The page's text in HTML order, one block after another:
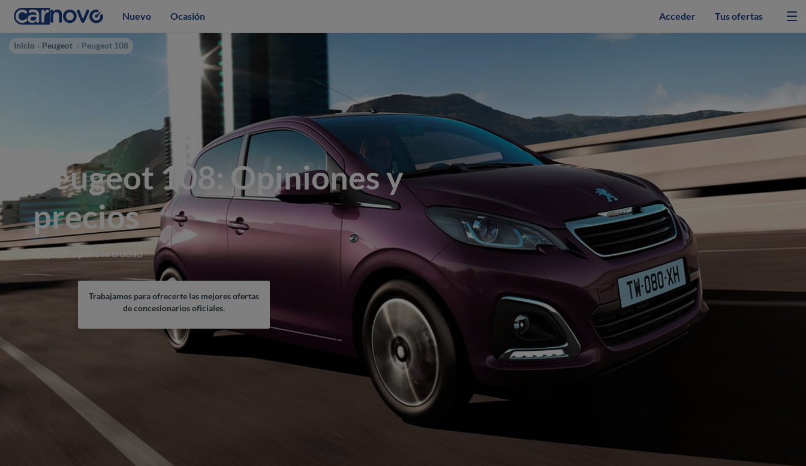
Nuevo Ocasión Acceder Tus ofertas
Inicio Peugeot Peugeot 108
Peugeot 108: Opiniones y
precios
Exquisito para la ciudad
Trabajamos para ofrecerte las mejores ofertas
de concesionarios oficiales.